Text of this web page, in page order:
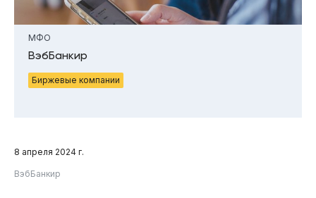
МФО
ВэбБанкир
Биржевые компании
8 апреля 2024 г.
ВэбБанкир